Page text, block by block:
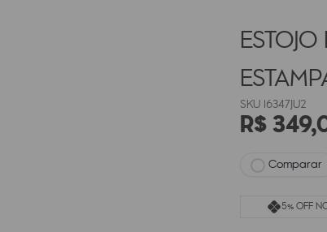
I6347JU2
R$349,
Comparar
5% OFF